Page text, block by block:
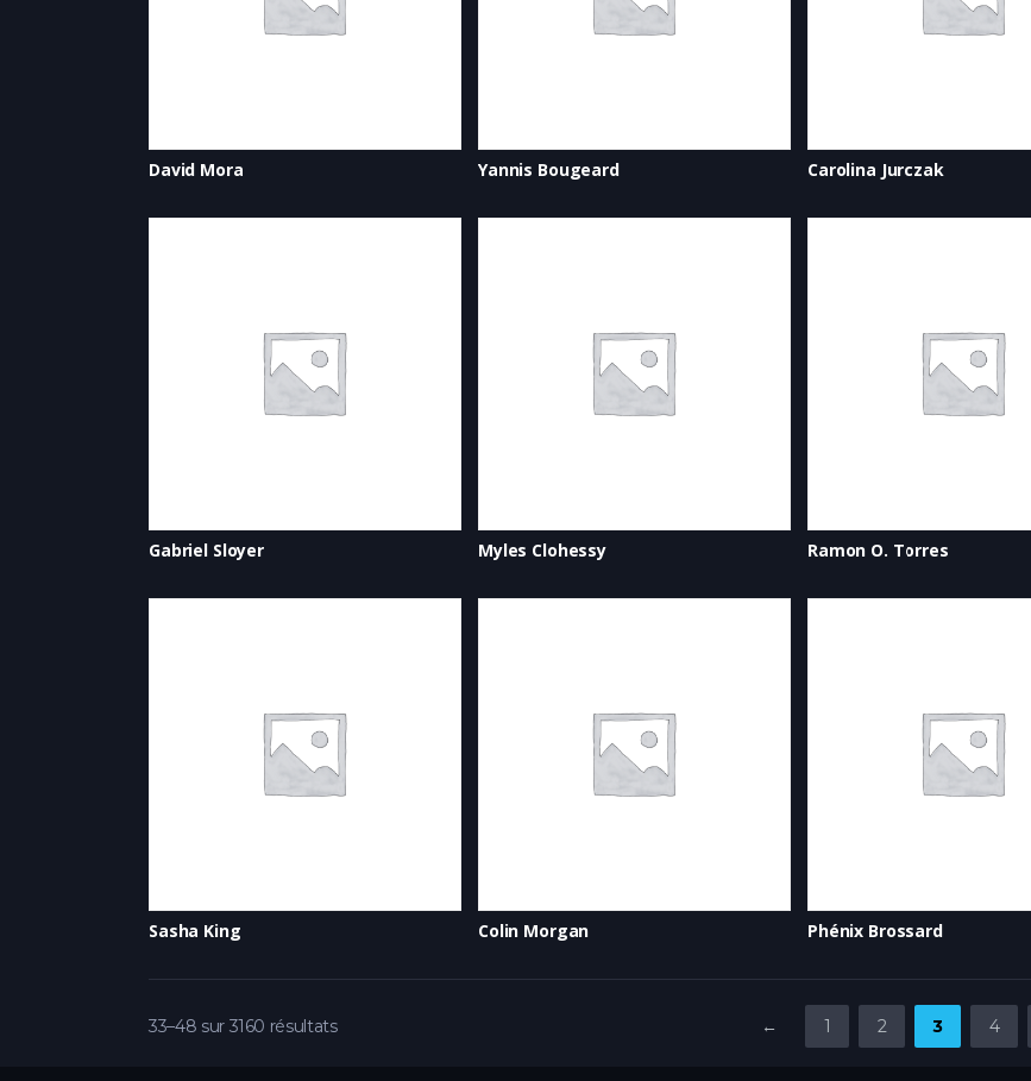
David Mora Yannis Bougeard Carolina Jurczak
Gabriel Sloyer Myles Clohessy Ramon O. Torres
Sasha King Colin Morgan Phénix Brossard
33–48 sur 3160 résultats ← 1 2 3 4